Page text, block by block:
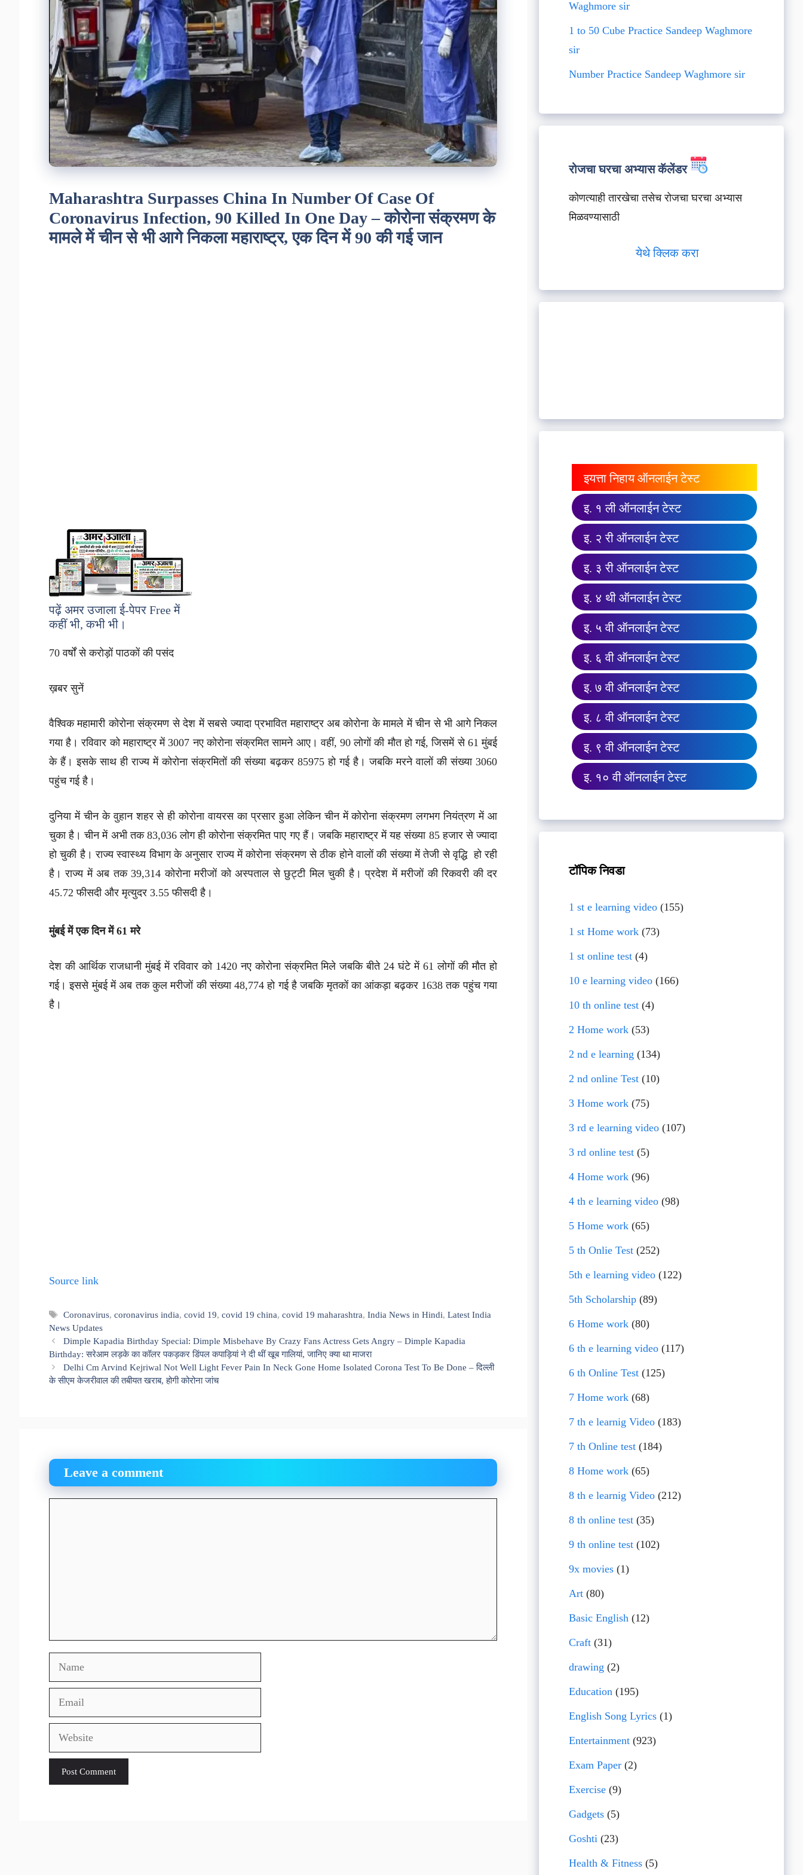
Maharashtra Surpasses China In Number Of Case Of
Coronavirus Infection, 90 Killed In One Day – कोरोना संक्रमण के
मामले में चीन से भी आगे निकला महाराष्ट्र, एक दिन में 90 की गई जान
पढ़ें अमर उजाला ई-पेपर Freeमें
कहीं भी, कभी भी।
70 वर्षों से करोड़ों पाठकों की पसंद
ख़बर सुनें
वैश्विक महामारी कोरोना संक्रमण से देश में सबसे ज्यादा प्रभावित महाराष्ट्र अब कोरोना के मामले में चीन से भी आगे निकल
गया है। रविवार को महाराष्ट्र में 3007 नए कोरोना संक्रमित सामने आए। वहीं, 90 लोगों की मौत हो गई, जिसमें से 61 मुंबई
के हैं। इसके साथ ही राज्य में कोरोना संक्रमितों की संख्या बढ़कर 85975 हो गई है। जबकि मरने वालों की संख्या 3060
पहुंच गई है।
दुनिया में चीन के वुहान शहर से ही कोरोना वायरस का प्रसार हुआ लेकिन चीन में कोरोना संक्रमण लगभग नियंत्रण में आ
चुका है। चीन में अभी तक 83,036 लोग ही कोरोना संक्रमित पाए गए हैं। जबकि महाराष्ट्र में यह संख्या 85 हजार से ज्यादा
हो चुकी है। राज्य स्वास्थ्य विभाग के अनुसार राज्य में कोरोना संक्रमण से ठीक होने वालों की संख्या में तेजी से वृद्धि हो रही
है। राज्य में अब तक 39,314 कोरोना मरीजों को अस्पताल से छुट्टी मिल चुकी है। प्रदेश में मरीजों की रिकवरी की दर
45.72 फीसदी और मृत्युदर 3.55 फीसदी है।
मुंबई में एक दिन में 61 मरे
देश की आर्थिक राजधानी मुंबई में रविवार को 1420 नए कोरोना संक्रमित मिले जबकि बीते 24 घंटे में 61 लोगों की मौत हो
गई। इससे मुंबई में अब तक कुल मरीजों की संख्या 48,774 हो गई है जबकि मृतकों का आंकड़ा बढ़कर 1638 तक पहुंच गया
है।
Source link
Tags
Coronavirus,coronavirus india,covid 19,covid 19 china,covid 19 maharashtra,India News in Hindi,Latest India
News Updates
Dimple Kapadia Birthday Special: Dimple Misbehave By Crazy Fans Actress Gets Angry – Dimple Kapadia
Birthday: सरेआम लड़के का कॉलर पकड़कर डिंपल कपाड़ियां ने दी थीं खूब गालियां, जानिए क्या था माजरा
Delhi Cm Arvind Kejriwal Not Well Light Fever Pain In Neck Gone Home Isolated Corona Test To Be Done – दिल्ली
के सीएम केजरीवाल की तबीयत खराब, होगी कोरोना जांच
Leave a comment
Name
Email
Website
Waghmore sir
1 to 50 Cube Practice Sandeep Waghmore
sir
Number Practice Sandeep Waghmore sir
रोजचा घरचा अभ्यास कॅलेंडर
कोणत्याही तारखेचा तसेच रोजचा घरचा अभ्यास
मिळवण्यासाठी
येथे क्लिक करा
इयत्ता निहाय ऑनलाईन टेस्ट
इ. १ ली ऑनलाईन टेस्ट
इ. २ री ऑनलाईन टेस्ट
इ. ३ री ऑनलाईन टेस्ट
इ. ४ थी ऑनलाईन टेस्ट
इ. ५ वी ऑनलाईन टेस्ट
इ. ६ वी ऑनलाईन टेस्ट
इ. ७ वी ऑनलाईन टेस्ट
इ. ८ वी ऑनलाईन टेस्ट
इ. ९ वी ऑनलाईन टेस्ट
इ. १० वी ऑनलाईन टेस्ट
टॉपिक निवडा
1 st e learning video (155)
1 st Home work (73)
1 st online test (4)
10 e learning video (166)
10 th online test (4)
2 Home work (53)
2 nd e learning (134)
2 nd online Test (10)
3 Home work (75)
3 rd e learning video (107)
3 rd online test (5)
4 Home work (96)
4 th e learning video (98)
5 Home work (65)
5 th Onlie Test (252)
5th e learning video (122)
5th Scholarship (89)
6 Home work (80)
6 th e learning video (117)
6 th Online Test (125)
7 Home work (68)
7 th e learnig Video (183)
7 th Online test (184)
8 Home work (65)
8 th e learnig Video (212)
8 th online test (35)
9 th online test (102)
9x movies (1)
Art (80)
Basic English (12)
Craft (31)
drawing (2)
Education (195)
English Song Lyrics (1)
Entertainment (923)
Exam Paper (2)
Exercise (9)
Gadgets (5)
Goshti (23)
Health & Fitness (5)